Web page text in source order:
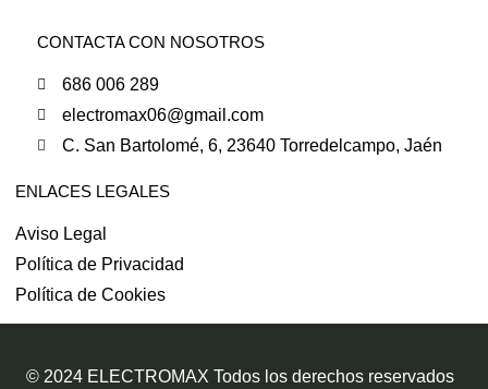
CONTACTA CON NOSOTROS
686 006 289
electromax06@gmail.com
C. San Bartolomé, 6, 23640 Torredelcampo, Jaén
ENLACES LEGALES
Aviso Legal
Política de Privacidad
Política de Cookies
© 2024 ELECTROMAX Todos los derechos reservados